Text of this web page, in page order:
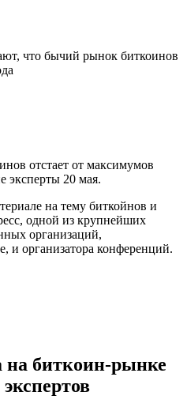
отстает от максимумов
эксперты 20 мая.
на тему биткойнов и
одной из крупнейших
организаций,
и организатора конференций.
на биткоин-рынке